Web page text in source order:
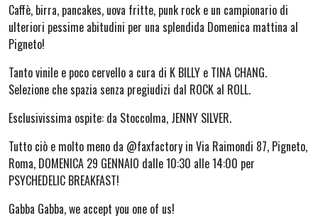
Caffè, birra, pancakes, uova fritte, punk rock e un campionario di
ulteriori pessime abitudini per una splendida Domenica mattina al
Pigneto!
Tanto vinile e poco cervello a cura di K BILLY e TINA CHANG.
Selezione che spazia senza pregiudizi dal ROCK al ROLL.
Esclusivissima ospite: da Stoccolma, JENNY SILVER.
Tutto ciò e molto meno da @faxfactory in Via Raimondi 87, Pigneto,
Roma, DOMENICA 29 GENNAIO dalle 10:30 alle 14:00 per
PSYCHEDELIC BREAKFAST!
Gabba Gabba, we accept you one of us!